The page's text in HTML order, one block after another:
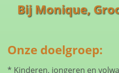
Bij Monique,
Onze doelgroep:
* Kinderen, jongeren en